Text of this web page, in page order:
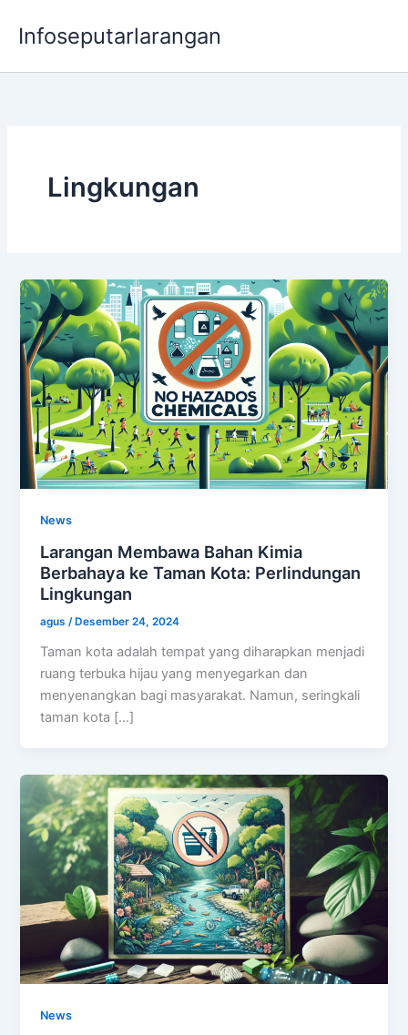
Infoseputarlarangan
Lingkungan
News
Larangan Membawa Bahan Kimia
Berbahaya ke Taman Kota: Perlindungan
Lingkungan
agus/ Desember 24, 2024
Taman kota adalah tempat yang diharapkan menjadi
ruang terbuka hijau yang menyegarkan dan
menyenangkan bagi masyarakat. Namun, seringkali
taman kota […]
News